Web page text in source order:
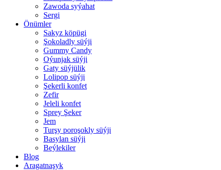
Zawoda syýahat
Sergi
Önümler
Sakyz köpügi
Şokoladly süýji
Gummy Candy
Oýunjak süýji
Gaty süýjülik
Lolipop süýji
Şekerli konfet
Zefir
Jeleli konfet
Sprey Şeker
Jem
Turşy poroşokly süýji
Basylan süýji
Beýlekiler
Blog
Aragatnaşyk